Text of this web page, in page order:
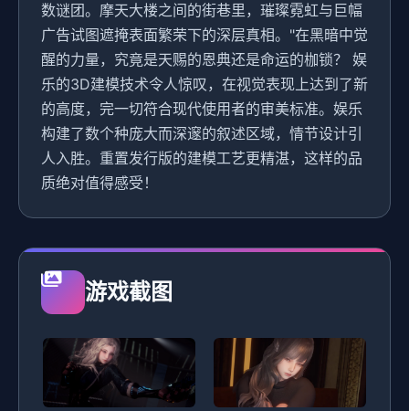
数谜团。摩天大楼之间的街巷里，璀璨霓虹与巨幅
广告试图遮掩表面繁荣下的深层真相。"在黑暗中觉
醒的力量，究竟是天赐的恩典还是命运的枷锁？ 娱
乐的3D建模技术令人惊叹，在视觉表现上达到了新
的高度，完一切符合现代使用者的审美标准。娱乐
构建了数个种庞大而深邃的叙述区域，情节设计引
人入胜。重置发行版的建模工艺更精湛，这样的品
质绝对值得感受！
游戏截图